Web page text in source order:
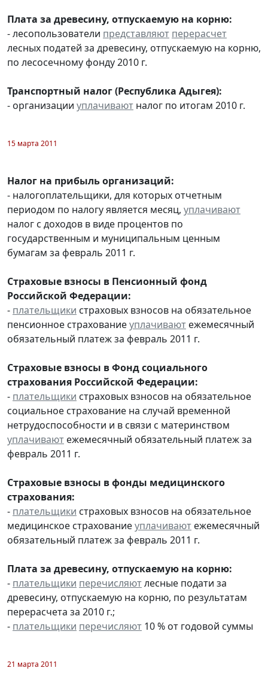
Плата за древесину, отпускаемую на корню:
- лесопользователи представляют перерасчет
лесных податей за древесину, отпускаемую на корню,
по лесосечному фонду 2010 г.
Транспортный налог (Республика Адыгея):
- организации уплачивают налог по итогам 2010 г.
15 марта 2011
Налог на прибыль организаций:
- налогоплательщики, для которых отчетным
периодом по налогу является месяц, уплачивают
налог с доходов в виде процентов по
государственным и муниципальным ценным
бумагам за февраль 2011 г.
Страховые взносы в Пенсионный фонд
Российской Федерации:
- плательщики страховых взносов на обязательное
пенсионное страхованиеуплачивают ежемесячный
обязательный платеж за февраль 2011 г.
Страховые взносы в Фонд социального
страхования Российской Федерации:
- плательщики страховых взносов на обязательное
социальное страхование на случай временной
нетрудоспособности и в связи с материнством
уплачивают ежемесячный обязательный платеж за
февраль 2011 г.
Страховые взносы в фонды медицинского
страхования:
- плательщики страховых взносов на обязательное
медицинское страхованиеуплачивают ежемесячный
обязательный платеж за февраль 2011 г.
Плата за древесину, отпускаемую на корню:
- плательщики перечисляютлесные подати за
древесину, отпускаемую на корню, по результатам
перерасчета за 2010 г.;
- плательщики перечисляют 10 % от годовой суммы
21 марта 2011